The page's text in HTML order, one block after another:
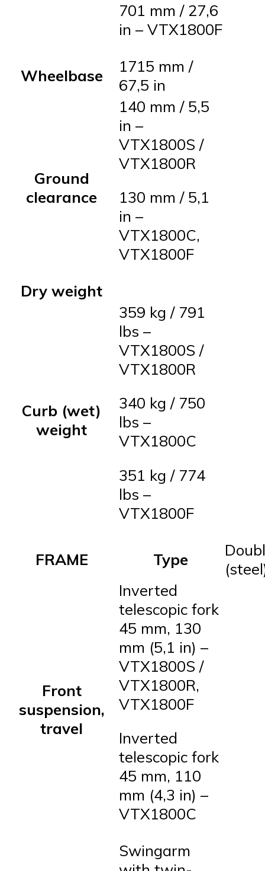
701 mm / 27,6
in – VTX1800F
Wheelbase
1715 mm /
67,5 in
Ground
clearance
140 mm / 5,5
in –
VTX1800S /
VTX1800R
130 mm / 5,1
in –
VTX1800C,
VTX1800F
Dry weight
Curb (wet)
weight
359 kg / 791
lbs –
VTX1800S /
VTX1800R
340 kg / 750
lbs –
VTX1800C
351 kg / 774
lbs –
VTX1800F
FRAME Type
Front
suspension,
travel
Inverted
telescopic fork
45 mm, 130
mm (5,1 in) –
VTX1800S /
VTX1800R,
VTX1800F
Inverted
telescopic fork
45 mm, 110
mm (4,3 in) –
VTX1800C
Swingarm